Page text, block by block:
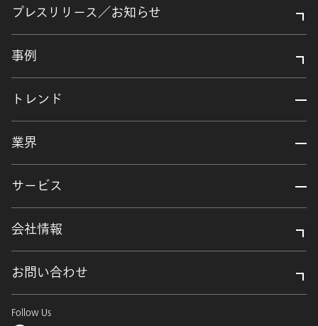
プレスリリース／お知らせ
事例
トレンド
業界
サービス
会社情報
お問い合わせ
Follow Us